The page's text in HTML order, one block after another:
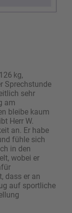
kg,
Sprechstunde
sehr
am
bleibe kaum
Herr W.
an. Er habe
fühle sich
in den
wobei er
dass er an
auf sportliche